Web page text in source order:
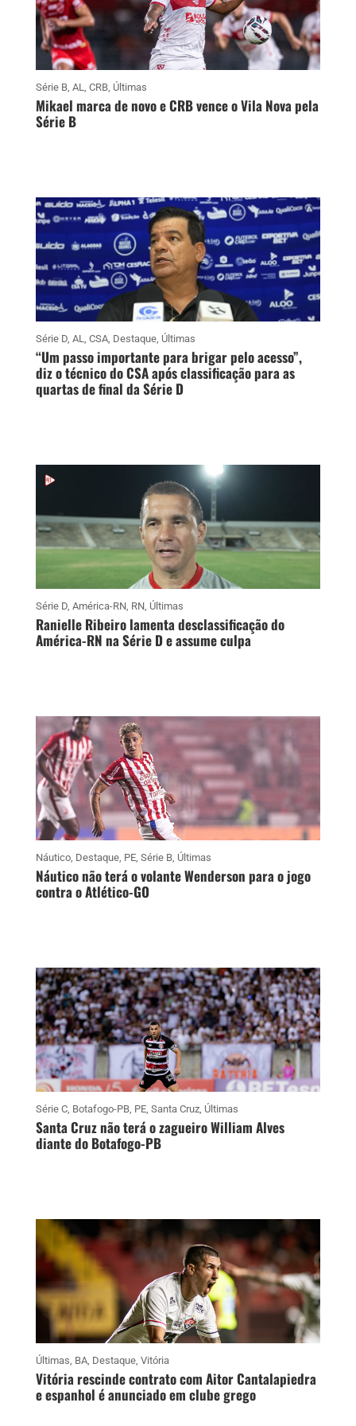
Série B, AL, CRB, Últimas
Mikael marca de novo e CRB vence o Vila Nova pela
Série B
Série D, AL, CSA, Destaque, Últimas
“Um passo importante para brigar pelo acesso”,
diz o técnico do CSA após classificação para as
quartas de final da Série D
Série D, América-RN, RN, Últimas
Ranielle Ribeiro lamenta desclassificação do
América-RN na Série D e assume culpa
Náutico, Destaque, PE, Série B, Últimas
Náutico não terá o volante Wenderson para o jogo
contra o Atlético-GO
Série C, Botafogo-PB, PE, Santa Cruz, Últimas
Santa Cruz não terá o zagueiro William Alves
diante do Botafogo-PB
Últimas, BA, Destaque, Vitória
Vitória rescinde contrato com Aitor Cantalapiedra
e espanhol é anunciado em clube grego